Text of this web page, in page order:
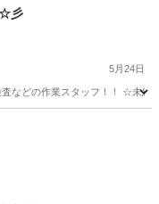
☆彡
5月24日
検査などの作業スタッフ！！